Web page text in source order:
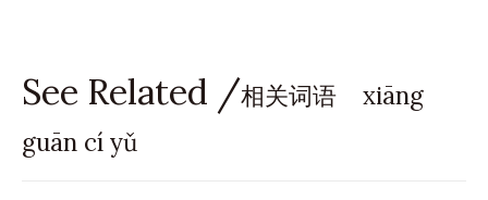
See Related /相关词语 xiāng
guān cí yǔ